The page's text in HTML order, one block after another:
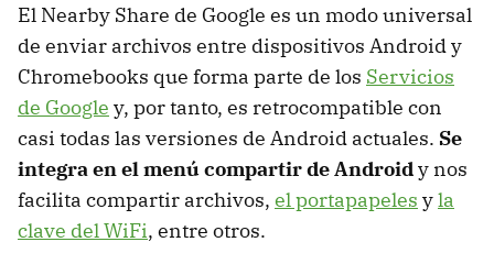
El Nearby Share de Google es un modo universal
de enviar archivos entre dispositivos Android y
Chromebooks que forma parte de los Servicios
de Google y, por tanto, es retrocompatible con
casi todas las versiones de Android actuales. Se
integra en el menú compartir de Androidy nos
facilita compartir archivos, el portapapeles yla
clave del WiFi, entre otros.